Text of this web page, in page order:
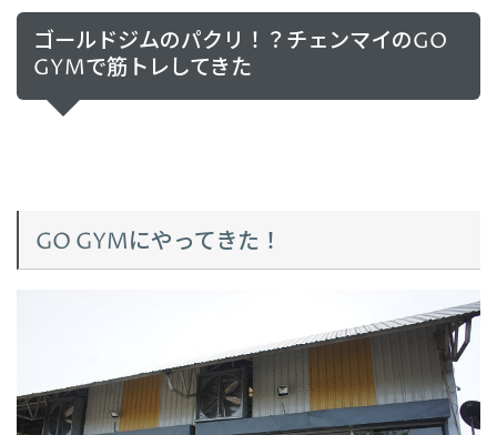
ゴールドジムのパクリ！？チェンマイのGO
GYMで筋トレしてきた
GO GYMにやってきた！